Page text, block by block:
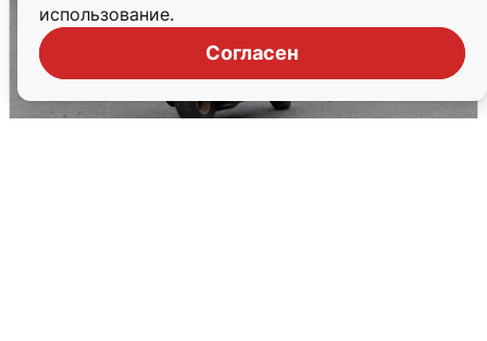
использование.
Согласен